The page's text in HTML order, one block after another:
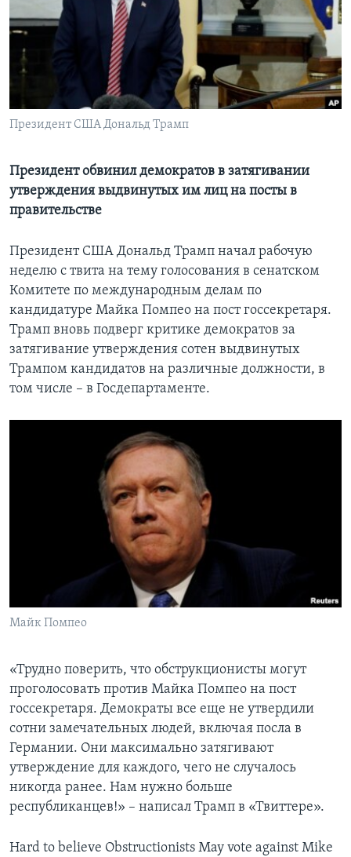
Learning English
СОЦИАЛЬНЫЕ СЕТИ
Президент США Дональд Трамп
Президент обвинил демократов в затягивании
утверждения выдвинутых им лиц на посты в
правительстве
Президент США Дональд Трамп начал рабочую
неделю с твита на тему голосования в сенатском
Комитете по международным делам по
кандидатуре Майка Помпео на пост госсекретаря.
Трамп вновь подверг критике демократов за
затягивание утверждения сотен выдвинутых
Трампом кандидатов на различные должности, в
том числе – в Госдепартаменте.
Майк Помпео
«Трудно поверить, что обструкционисты могут
проголосовать против Майка Помпео на пост
госсекретаря. Демократы все еще не утвердили
сотни замечательных людей, включая посла в
Германии. Они максимально затягивают
утверждение для каждого, чего не случалось
никогда ранее. Нам нужно больше
республиканцев!» – написал Трамп в «Твиттере».
Hard to believe Obstructionists May vote against Mike